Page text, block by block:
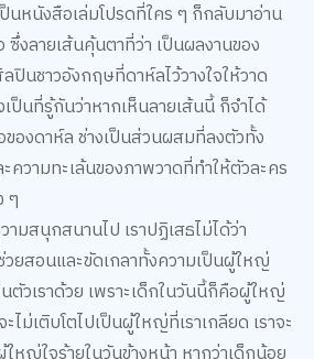
ซึ่งลายเส้นคุ้นตาที่ว่า เป็นผลงานของ
นชาวอังกฤษที่ดาห์ลไว้วางใจให้วาด
ป็นที่รู้กันว่าหากเห็นลายเส้นนี้ ก็จำได้
องดาห์ล ช่างเป็นส่วนผสมที่ลงตัวทั้ง
ความทะเล้นของภาพวาดที่ทำให้ตัวละคร
ๆ
มสนุกสนานไป เราปฏิเสธไม่ได้ว่า
ยสอนและขัดเกลาทั้งความเป็นผู้ใหญ่
ตัวเราด้วย เพราะเด็กในวันนี้ก็คือผู้ใหญ่
ไม่เติบโตไปเป็นผู้ใหญ่ที่เราเกลียด เราจะ
หญ่ใจร้ายในวันข้างหน้า หากว่าเด็กน้อย
กที่เต็มอิ่มและเพียงพอ เหมือนอย่างที่